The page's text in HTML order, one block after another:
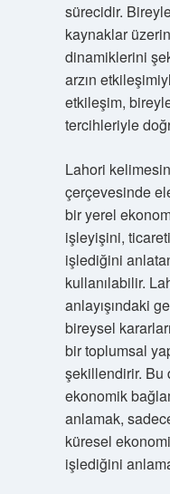
sürecidir.
kaynaklar
dinamiklerini
arzın
etkileşim,
tercihleriyle
Lahori
çerçevesinde
bir yerel
işleyişini,
işlediğini
kullanılabilir.
anlayışındaki
bireysel
bir toplumsal
şekillendirir. Bu
ekonomik
anlamak,
küresel
işlediğini